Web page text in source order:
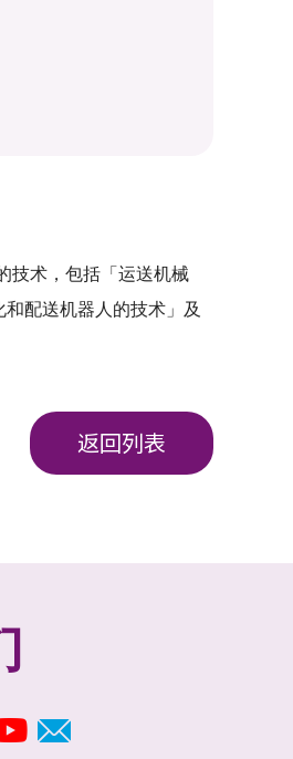
技术，包括「运送机械
配送机器人的技术」及
返回列表